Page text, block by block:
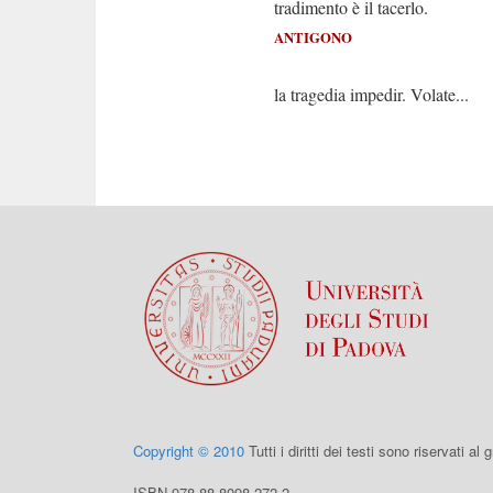
tradimento è il tacerlo.
ANTIGONO
Ah si
la tragedia impedir. Volate...
Copyright © 2010 Tutti i diritti dei testi sono riservati al